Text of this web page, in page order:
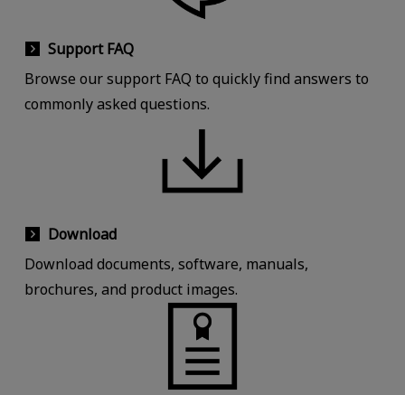
Support FAQ
Browse our support FAQ to quickly find answers to
commonly asked questions.
Download
Download documents, software, manuals,
brochures, and product images.